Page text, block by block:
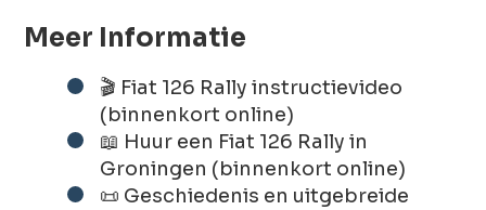
Meer Informatie
🎬 Fiat 126 Rally instructievideo
(binnenkort online)
📖 Huur een Fiat 126 Rally in
Groningen (binnenkort online)
📜 Geschiedenis en uitgebreide